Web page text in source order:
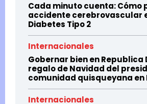
Cada minuto cuenta: Cómo
accidente cerebrovascular
Diabetes Tipo 2
Internacionales
Gobernar bien en Republica
regalo de Navidad del
comunidad quisqueyana en
Internacionales